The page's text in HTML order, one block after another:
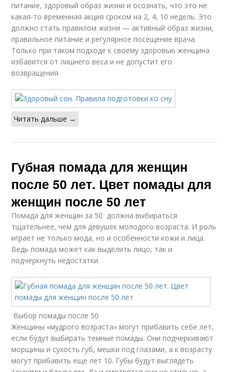
питание, здоровый образ жизни и осознать, что это не
какая-то временная акция сроком на 2, 4, 10 недель. Это
должно стать правилом жизни — активный образ жизни,
правильное питание и регулярное посещение врача.
Только при таком подходе к своему здоровью женщина
избавится от лишнего веса и не допустит его
возвращения.
Читать дальше →
Губная помада для женщин
после 50 лет. Цвет помады для
женщин после 50 лет
Помада для женщин за 50 должна выбираться
тщательнее, чем для девушек молодого возраста. И роль
играет не только мода, но и особенности кожи и лица.
Ведь помада может как выделить лицо, так и
подчеркнуть недостатки.
Выбор помады после 50
Женщины «мудрого возраста» могут прибавить себе лет,
если будут выбирать темные помады. Они подчеркивают
морщины и сухость губ, мешки под глазами, а к возрасту
могут прибавить еще лет 10. Губы будут выглядеть